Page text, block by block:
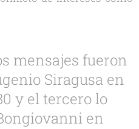
mensajes fueron
Siragusa en
y el tercero lo
en